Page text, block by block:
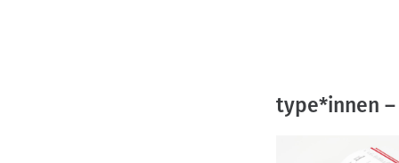
type*innen